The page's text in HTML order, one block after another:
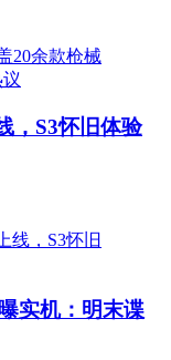
，S3怀旧体验
实机：明末谍